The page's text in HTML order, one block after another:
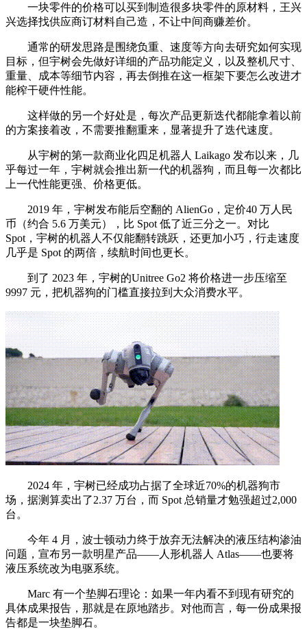
一块零件的价格可以买到制造很多块零件的原材料，王兴
兴选择找供应商订材料自己造，不让中间商赚差价。
通常的研发思路是围绕负重、速度等方向去研究如何实现
目标，但宇树会先做好详细的产品功能定义，以及整机尺寸、
重量、成本等细节内容，再去倒推在这一框架下要怎么改进才
能榨干硬件性能。
这样做的另一个好处是，每次产品更新迭代都能拿着以前
的方案接着改，不需要推翻重来，显著提升了迭代速度。
从宇树的第一款商业化四足机器人 Laikago 发布以来，几
乎每过一年，宇树就会推出新一代的机器狗，而且每一次都比
上一代性能更强、价格更低。
2019 年，宇树发布能后空翻的 AlienGo，定价40 万人民
币（约合 5.6 万美元），比 Spot 低了近三分之一。对比
Spot，宇树的机器人不仅能翻转跳跃，还更加小巧，行走速度
几乎是 Spot 的两倍，续航时间也更长。
到了 2023 年，宇树的Unitree Go2 将价格进一步压缩至
9997 元，把机器狗的门槛直接拉到大众消费水平。
2024 年，宇树已经成功占据了全球近70%的机器狗市
场，据测算卖出了2.37 万台，而 Spot 总销量才勉强超过2,000
台。
今年 4 月，波士顿动力终于放弃无法解决的液压结构渗油
问题，宣布另一款明星产品——人形机器人 Atlas——也要将
液压系统改为电驱系统。
Marc 有一个垫脚石理论：如果一年内看不到现有研究的
具体成果报告，那就是在原地踏步。对他而言，每一份成果报
告都是一块垫脚石。